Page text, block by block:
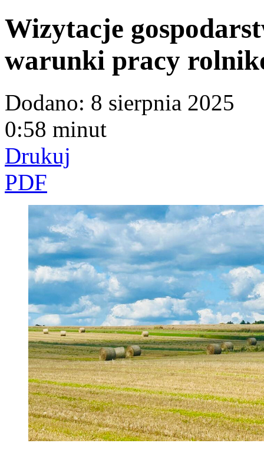
Wizytacje
warunki pracy
Dodano: 8 sierpnia 2025
0:58 minut
Drukuj
PDF